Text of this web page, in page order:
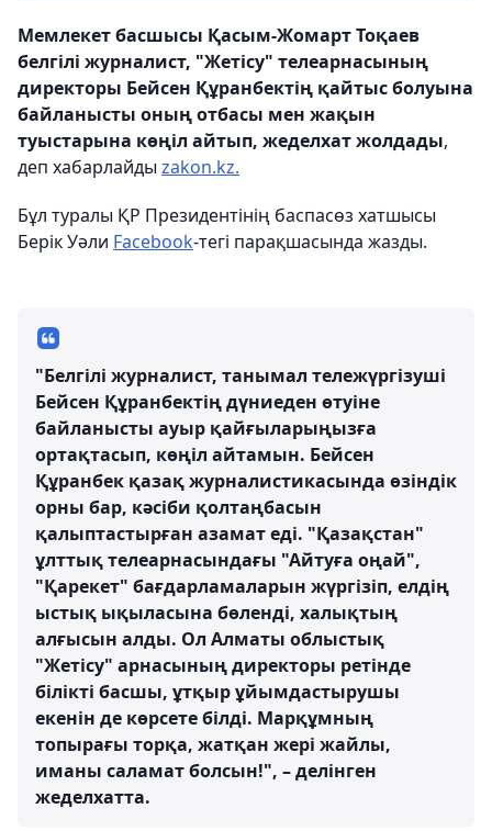
Мемлекет басшысы Қасым-Жомарт Тоқаев
белгілі журналист, "Жетісу" телеарнасының
директоры Бейсен Құранбектің қайтыс болуына
байланысты оның отбасы мен жақын
туыстарына көңіл айтып, жеделхат жолдады,
деп хабарлайды zakon.kz.
Бұл туралы ҚР Президентінің баспасөз хатшысы
Берік Уәли Facebook-тегі парақшасында жазды.
"Белгілі журналист, танымал тележүргізуші
Бейсен Құранбектің дүниеден өтуіне
байланысты ауыр қайғыларыңызға
ортақтасып, көңіл айтамын. Бейсен
Құранбек қазақ журналистикасында өзіндік
орны бар, кәсіби қолтаңбасын
қалыптастырған азамат еді. "Қазақстан"
ұлттық телеарнасындағы "Айтуға оңай",
"Қарекет" бағдарламаларын жүргізіп, елдің
ыстық ықыласына бөленді, халықтың
алғысын алды. Ол Алматы облыстық
"Жетісу" арнасының директоры ретінде
білікті басшы, ұтқыр ұйымдастырушы
екенін де көрсете білді. Марқұмның
топырағы торқа, жатқан жері жайлы,
иманы саламат болсын!", – делінген
жеделхатта.